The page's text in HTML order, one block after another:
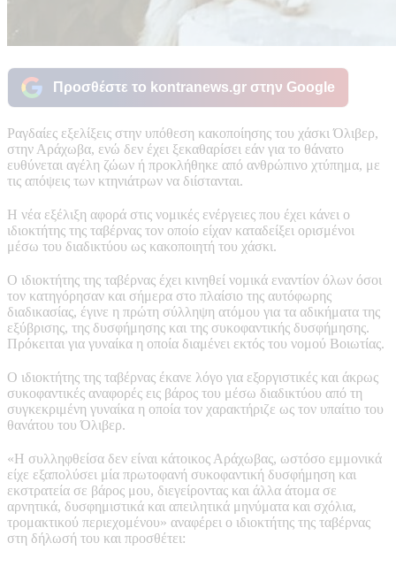
Προσθέστε το kontranews.gr στην Google
Ραγδαίες εξελίξεις στην υπόθεση κακοποίησης του χάσκι Όλιβερ,
στην Αράχωβα, ενώ δεν έχει ξεκαθαρίσει εάν για το θάνατο
ευθύνεται αγέλη ζώων ή προκλήθηκε από ανθρώπινο χτύπημα, με
τις απόψεις των κτηνιάτρων να διίστανται.
Η νέα εξέλιξη αφορά στις νομικές ενέργειες που έχει κάνει ο
ιδιοκτήτης της ταβέρνας τον οποίο είχαν καταδείξει ορισμένοι
μέσω του διαδικτύου ως κακοποιητή του χάσκι.
Ο ιδιοκτήτης της ταβέρνας έχει κινηθεί νομικά εναντίον όλων όσοι
τον κατηγόρησαν και σήμερα στο πλαίσιο της αυτόφωρης
διαδικασίας, έγινε η πρώτη σύλληψη ατόμου για τα αδικήματα της
εξύβρισης, της δυσφήμησης και της συκοφαντικής δυσφήμησης.
Πρόκειται για γυναίκα η οποία διαμένει εκτός του νομού Βοιωτίας.
Ο ιδιοκτήτης της ταβέρνας έκανε λόγο για εξοργιστικές και άκρως
συκοφαντικές αναφορές εις βάρος του μέσω διαδικτύου από τη
συγκεκριμένη γυναίκα η οποία τον χαρακτήριζε ως τον υπαίτιο του
θανάτου του Όλιβερ.
«Η συλληφθείσα δεν είναι κάτοικος Αράχωβας, ωστόσο εμμονικά
είχε εξαπολύσει μία πρωτοφανή συκοφαντική δυσφήμηση και
εκστρατεία σε βάρος μου, διεγείροντας και άλλα άτομα σε
αρνητικά, δυσφημιστικά και απειλητικά μηνύματα και σχόλια,
τρομακτικού περιεχομένου» αναφέρει ο ιδιοκτήτης της ταβέρνας
στη δήλωσή του και προσθέτει: